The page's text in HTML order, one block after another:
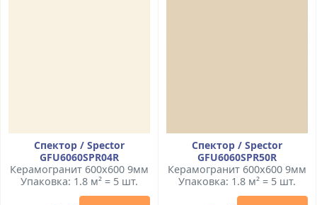
Спектор / Spector
GFU6060SPR04R
Керамогранит 600x600 9мм
Упаковка: 1.8 м² = 5 шт.
Спектор / Spector
GFU6060SPR50R
Керамогранит 600x600 9мм
Упаковка: 1.8 м² = 5 шт.